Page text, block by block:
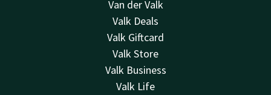
Van der Valk
Valk Deals
Valk Giftcard
Valk Store
Valk Business
Valk Life